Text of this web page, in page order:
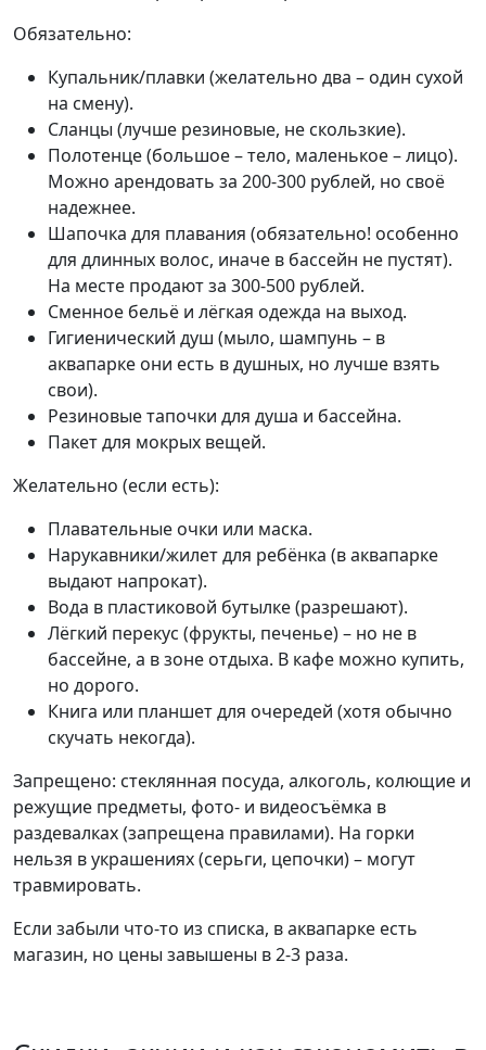
Обязательно:
Купальник/плавки (желательно два – один сухой
на смену).
Сланцы (лучше резиновые, не скользкие).
Полотенце (большое – тело, маленькое – лицо).
Можно арендовать за 200-300 рублей, но своё
надежнее.
Шапочка для плавания (обязательно! особенно
для длинных волос, иначе в бассейн не пустят).
На месте продают за 300-500 рублей.
Сменное бельё и лёгкая одежда на выход.
Гигиенический душ (мыло, шампунь – в
аквапарке они есть в душных, но лучше взять
свои).
Резиновые тапочки для душа и бассейна.
Пакет для мокрых вещей.
Желательно (если есть):
Плавательные очки или маска.
Нарукавники/жилет для ребёнка (в аквапарке
выдают напрокат).
Вода в пластиковой бутылке (разрешают).
Лёгкий перекус (фрукты, печенье) – но не в
бассейне, а в зоне отдыха. В кафе можно купить,
но дорого.
Книга или планшет для очередей (хотя обычно
скучать некогда).
Запрещено: стеклянная посуда, алкоголь, колющие и
режущие предметы, фото- и видеосъёмка в
раздевалках (запрещена правилами). На горки
нельзя в украшениях (серьги, цепочки) – могут
травмировать.
Если забыли что-то из списка, в аквапарке есть
магазин, но цены завышены в 2-3 раза.